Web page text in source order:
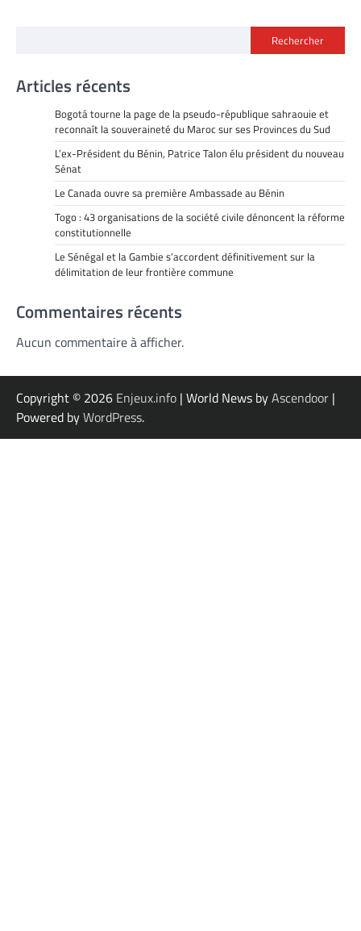
Rechercher
Articles récents
Bogotá tourne la page de la pseudo-république sahraouie et
reconnaît la souveraineté du Maroc sur ses Provinces du Sud
L’ex-Président du Bénin, Patrice Talon élu président du nouveau
Sénat
Le Canada ouvre sa première Ambassade au Bénin
Togo : 43 organisations de la société civile dénoncent la réforme
constitutionnelle
Le Sénégal et la Gambie s’accordent définitivement sur la
délimitation de leur frontière commune
Commentaires récents
Aucun commentaire à afficher.
Copyright © 2026 Enjeux.info | World News byAscendoor |
Powered byWordPress.